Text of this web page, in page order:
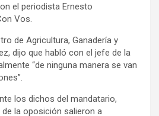
el periodista Ernesto
Vos.
de Agricultura, Ganadería y
dijo que habló con el jefe de la
“de ninguna manera se van
los dichos del mandatario,
la oposición salieron a